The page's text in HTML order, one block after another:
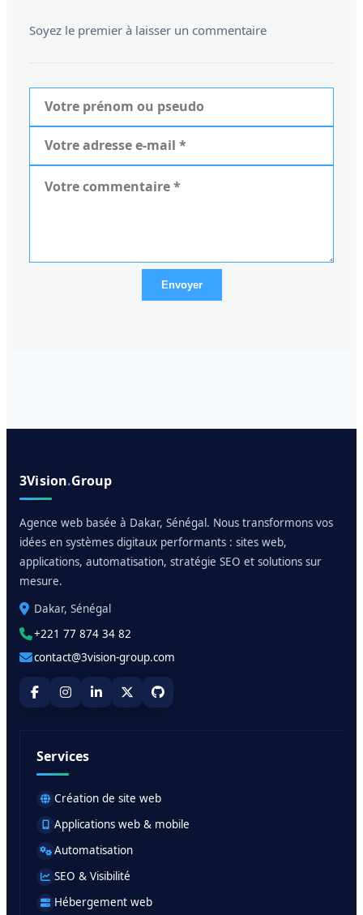
Soyez le premier à laisser un commentaire
Envoyer
3Vision.Group
Agence web basée à Dakar, Sénégal. Nous transformons vos
idées en systèmes digitaux performants : sites web,
applications, automatisation, stratégie SEO et solutions sur
mesure.
Dakar, Sénégal
+221 77 874 34 82
contact@3vision-group.com
Services
Création de site web
Applications web & mobile
Automatisation
SEO & Visibilité
Hébergement web